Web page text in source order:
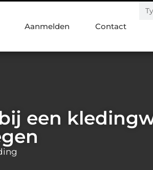
Aanmelden Contact
een